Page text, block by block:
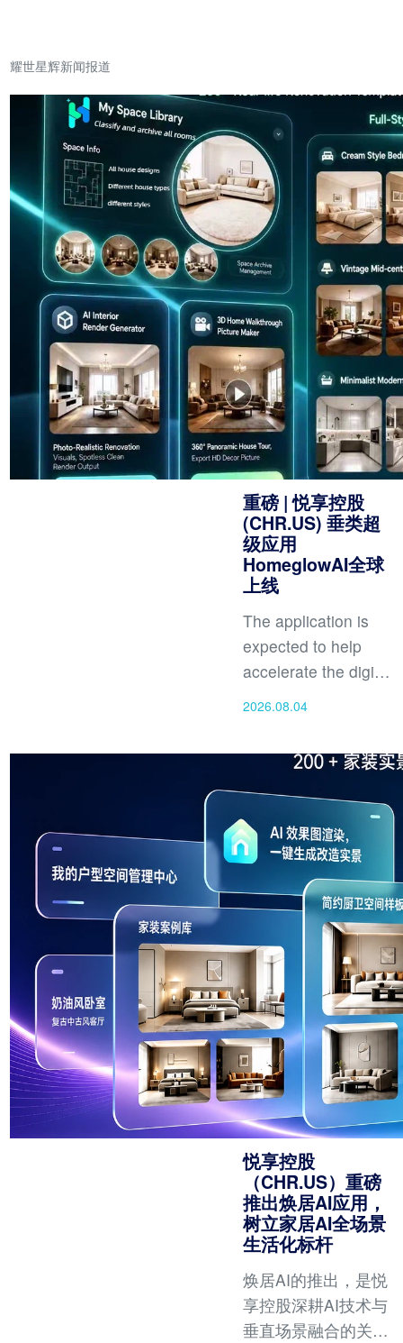
耀世星辉新闻报道
重磅 | 悦享控股
(CHR.US) 垂类超
级应用
HomeglowAI全球
上线
The application is
expected to help
accelerate the digital
transformation of the
intelligent design
tools accessible t
2026.08.04
悦享控股
（CHR.US）重磅
推出焕居AI应用，
树立家居AI全场景
生活化标杆
焕居AI的推出，是悦
享控股深耕AI技术与
垂直场景融合的关键